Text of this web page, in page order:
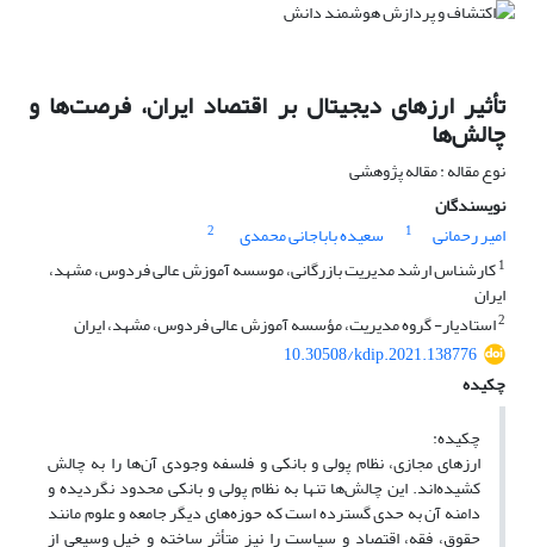
تأثیر ارزهای دیجیتال بر اقتصاد ایران، فرصت‌ها و
چالش‌ها
نوع مقاله : مقاله پژوهشی
نویسندگان
امیر رحمانی
1 سعیده باباجانی محمدی
2
1کارشناس ارشد مدیریت بازرگانی، موسسه آموزش عالی فردوس، مشهد،
ایران
2استادیار- گروه مدیریت، مؤسسه آموزش عالی فردوس، مشهد، ایران
10.30508/kdip.2021.138776
چکیده
چکیده:
ارزهای مجازی، نظام پولی و بانکی و فلسفه وجودی آن‌ها را به چالش
کشیده‌اند. این چالش‌ها تنها به نظام پولی و بانکی محدود نگردیده و
دامنه آن به حدی گسترده است که حوزه‌های دیگر جامعه و علوم مانند
حقوق، فقه، اقتصاد و سیاست را نیز متأثر ساخته و خیل وسیعی از